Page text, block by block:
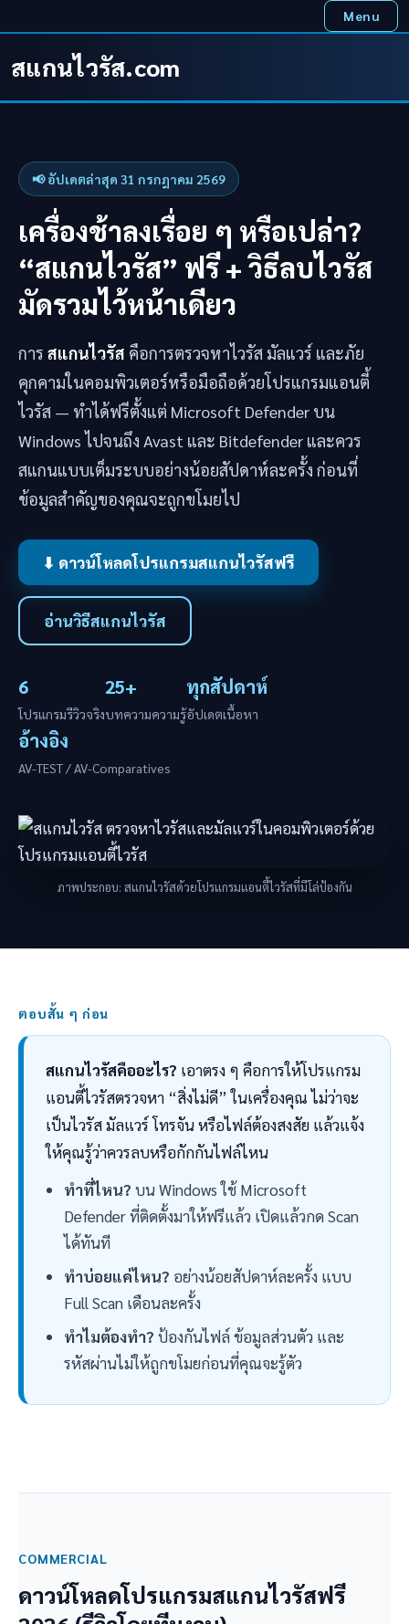
to
content
Menu
สแกนไวรัส.com
📢 อัปเดตล่าสุด 31 กรกฎาคม 2569
เครื่องช้าลงเรื่อย ๆ หรือเปล่า?
“สแกนไวรัส” ฟรี + วิธีลบไวรัส
มัดรวมไว้หน้าเดียว
การ สแกนไวรัส คือการตรวจหาไวรัส มัลแวร์ และภัย
คุกคามในคอมพิวเตอร์หรือมือถือด้วยโปรแกรมแอนตี้
ไวรัส — ทำได้ฟรีตั้งแต่ Microsoft Defender บน
Windows ไปจนถึง Avast และ Bitdefender และควร
สแกนแบบเต็มระบบอย่างน้อยสัปดาห์ละครั้ง ก่อนที่
ข้อมูลสำคัญของคุณจะถูกขโมยไป
⬇ ดาวน์โหลดโปรแกรมสแกนไวรัสฟรี
อ่านวิธีสแกนไวรัส
6
โปรแกรมรีวิวจริง
25+
บทความความรู้
ทุกสัปดาห์
อัปเดตเนื้อหา
อ้างอิง
AV-TEST / AV-Comparatives
ภาพประกอบ: สแกนไวรัสด้วยโปรแกรมแอนตี้ไวรัสที่มีโล่ป้องกัน
ตอบสั้น ๆ ก่อน
ส
ไ
สแกนไวรัสคืออะไร? เอาตรง ๆ คือการให้โปรแกรม
แอนตี้ไวรัสตรวจหา “สิ่งไม่ดี” ในเครื่องคุณ ไม่ว่าจะ
เป็นไวรัส มัลแวร์ โทรจัน หรือไฟล์ต้องสงสัย แล้วแจ้ง
ให้คุณรู้ว่าควรลบหรือกักกันไฟล์ไหน
ทำที่ไหน? บน Windows ใช้ Microsoft
Defender ที่ติดตั้งมาให้ฟรีแล้ว เปิดแล้วกด Scan
ได้ทันที
ทำบ่อยแค่ไหน? อย่างน้อยสัปดาห์ละครั้ง แบบ
Full Scan เดือนละครั้ง
ทำไมต้องทำ? ป้องกันไฟล์ ข้อมูลส่วนตัว และ
รหัสผ่านไม่ให้ถูกขโมยก่อนที่คุณจะรู้ตัว
COMMERCIAL
ดาวน์โหลดโปรแกรมสแกนไวรัสฟรี